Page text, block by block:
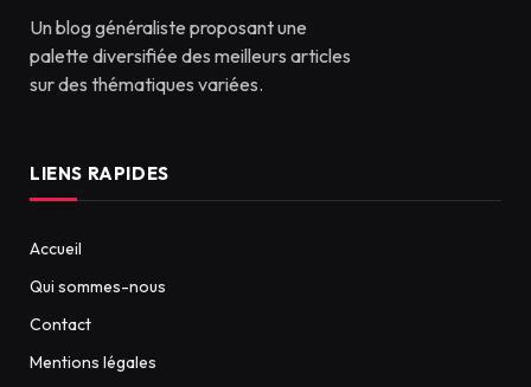
Un blog généraliste proposant une
palette diversifiée des meilleurs articles
sur des thématiques variées.
LIENS RAPIDES
Accueil
Qui sommes-nous
Contact
Mentions légales